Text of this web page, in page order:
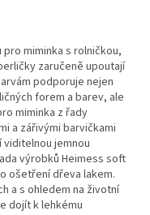
miminka s rolničkou,
zaručeně upoutají
podporuje nejen
forem a barev, ale
miminka z řady
a zářivými barvičkami
viditelnou jemnou
výrobků Heimess soft
ošetření dřeva lakem.
a s ohledem na životní
dojít k lehkému